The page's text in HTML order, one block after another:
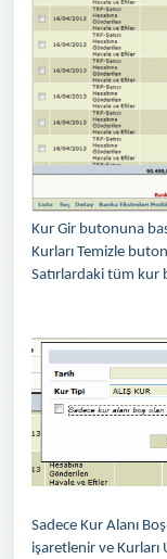
Kur Gir butonuna
Kurları Temizle
Satırlardaki tüm kur
Sadece Kur Alanı
işaretlenir ve Kurları